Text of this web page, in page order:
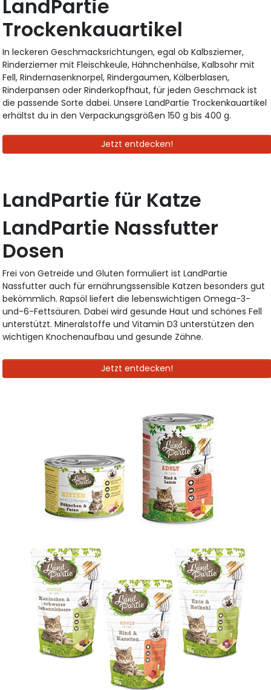
LandPartie
Trockenkauartikel
In leckeren Geschmacksrichtungen, egal ob Kalbsziemer,
Rinderziemer mit Fleischkeule, Hähnchenhälse, Kalbsohr mit
Fell, Rindernasenknorpel, Rindergaumen, Kälberblasen,
Rinderpansen oder Rinderkopfhaut, für jeden Geschmack ist
die passende Sorte dabei. Unsere LandPartie Trockenkauartikel
erhältst du in den Verpackungsgrößen 150 g bis 400 g.
Jetzt entdecken!
LandPartie für Katze
LandPartie Nassfutter
Dosen
Frei von Getreide und Gluten formuliert ist LandPartie
Nassfutter auch für ernährungssensible Katzen besonders gut
bekömmlich. Rapsöl liefert die lebenswichtigen Omega-3-
und-6-Fettsäuren. Dabei wird gesunde Haut und schönes Fell
unterstützt. Mineralstoffe und Vitamin D3 unterstützen den
wichtigen Knochenaufbau und gesunde Zähne.
Jetzt entdecken!